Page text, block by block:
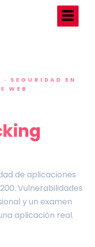
SEGURIDAD EN
WEB
de aplicaciones
Vulnerabilidades
y un examen
aplicación real.